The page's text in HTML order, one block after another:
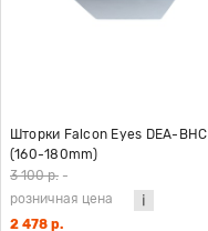
Шторки Falcon Eyes DEA-BHC
(160-180mm)
3 100 р. -
розничная цена
2 478 р.